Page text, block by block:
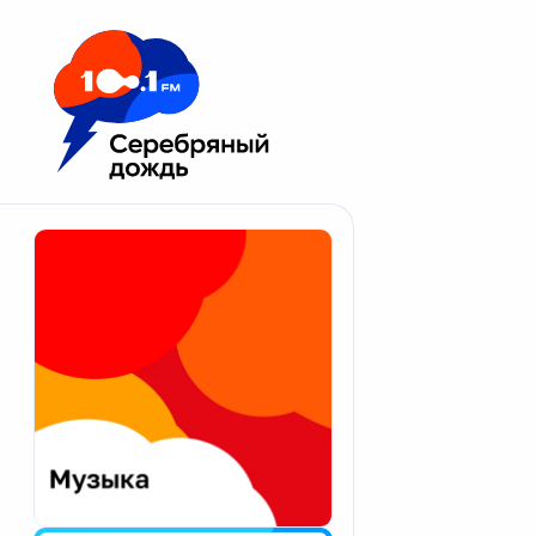
Москва 100.1 FM
Апатиты
Екатеринбург
Калининград
Калуга